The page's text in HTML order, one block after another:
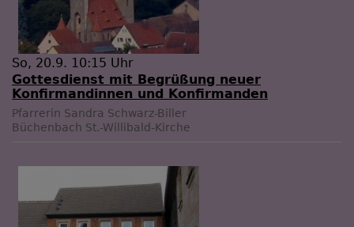
So, 20.9. 10:15 Uhr
Gottesdienst mit Begrüßung neuer
Konfirmandinnen und Konfirmanden
Pfarrerin Sandra Schwarz-Biller
Büchenbach St.-Willibald-Kirche